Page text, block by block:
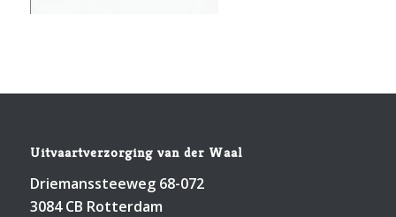
Uitvaartverzorging van der Waal
Driemanssteeweg 68-072
3084 CB Rotterdam